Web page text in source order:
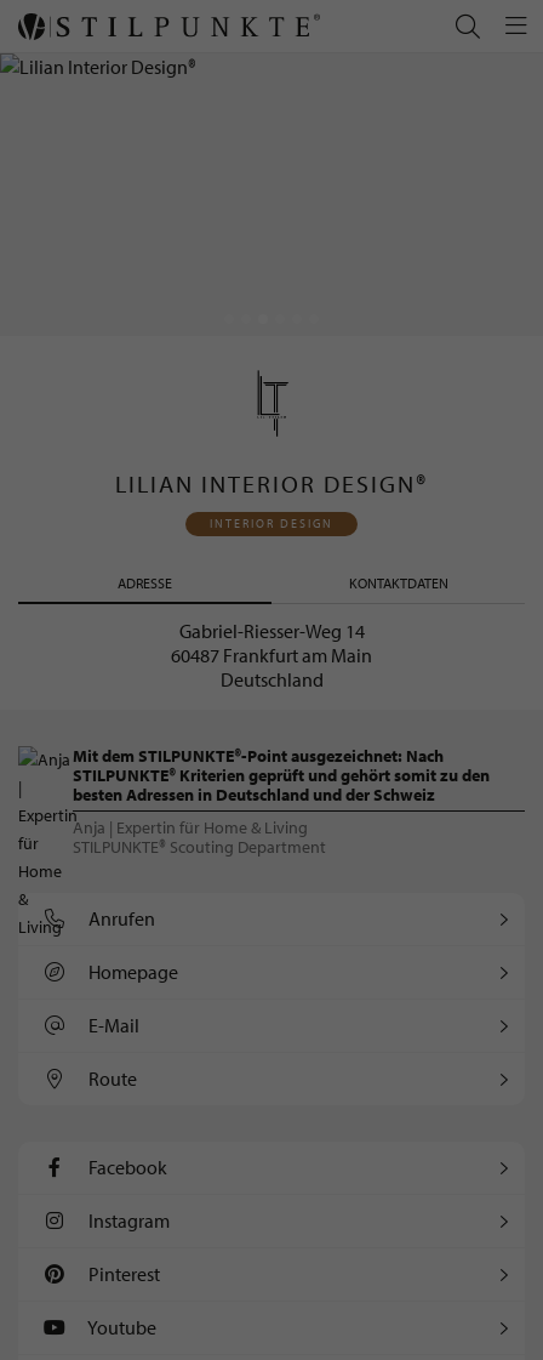
LILIAN INTERIOR DESIGN®
INTERIOR DESIGN
ADRESSE KONTAKTDATEN
Gabriel-Riesser-Weg 14
60487 Frankfurt am Main
Deutschland
Mit dem STILPUNKTE®-Point ausgezeichnet: Nach
STILPUNKTE® Kriterien geprüft und gehört somit zu den
besten Adressen in Deutschland und der Schweiz
Anja | Expertin für Home & Living
STILPUNKTE® Scouting Department
Anrufen
Homepage
E-Mail
Route
Facebook
Instagram
Pinterest
Youtube